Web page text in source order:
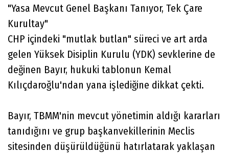
"Yasa Mevcut Genel Başkanı Tanıyor, Tek Çare
Kurultay"
CHP içindeki "mutlak butlan" süreci ve art arda
gelen Yüksek Disiplin Kurulu (YDK) sevklerine de
değinen Bayır, hukuki tablonun Kemal
Kılıçdaroğlu'ndan yana işlediğine dikkat çekti.
Bayır, TBMM'nin mevcut yönetimin aldığı kararları
tanıdığını ve grup başkanvekillerinin Meclis
sitesinden düşürüldüğünü hatırlatarak yaklaşan